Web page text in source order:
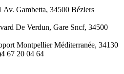
Gambetta, 34500 Béziers
De Verdun, Gare Sncf, 34500
Montpellier Méditerranée, 34130
67 20 04 64